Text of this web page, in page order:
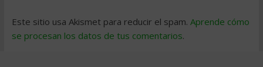
Este sitio usa Akismet para reducir el spam. Aprende cómo
se procesan los datos de tus comentarios.